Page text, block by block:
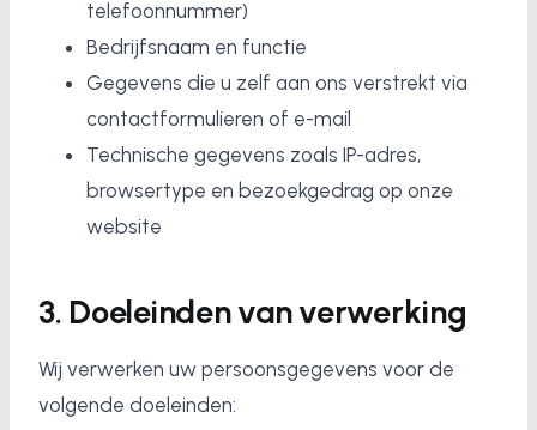
telefoonnummer)
Bedrijfsnaam en functie
Gegevens die u zelf aan ons verstrekt via
contactformulieren of e-mail
Technische gegevens zoals IP-adres,
browsertype en bezoekgedrag op onze
website
3. Doeleinden van verwerking
Wij verwerken uw persoonsgegevens voor de
volgende doeleinden: